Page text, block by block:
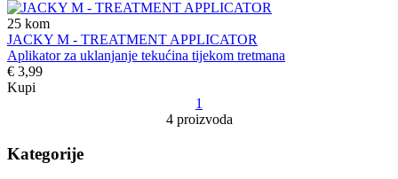
25 kom
JACKY M - TREATMENT APPLICATOR
Aplikator za uklanjanje tekućina tijekom tretmana
€ 3,99
Kupi
1
4 proizvoda
Kategorije